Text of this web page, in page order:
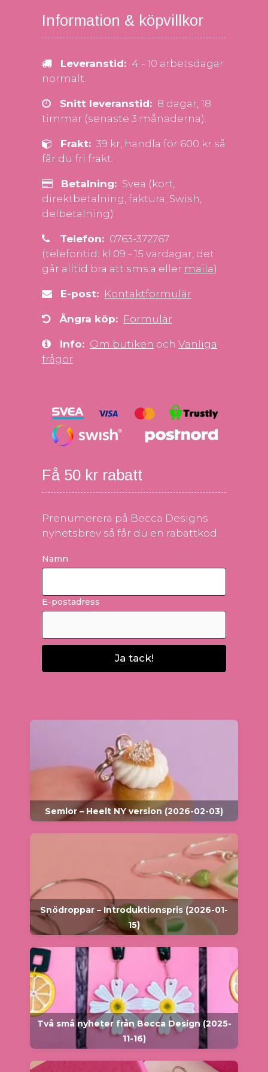
olika
väljas
Information & köpvillkor
Leveranstid: 4 - 10 arbetsdagar
normalt.
Snitt leveranstid: 8 dagar, 18
timmar (senaste 3 månaderna).
Frakt: 39 kr, handla för 600 kr så
får du fri frakt.
Betalning: Svea (kort,
direktbetalning, faktura, Swish,
delbetalning)
Telefon: 0763-372767
(telefontid: kl 09 - 15 vardagar, det
går alltid bra att sms:a eller maila)
E-post: Kontaktformulär
Ångra köp: Formulär
Info: Om butiken och Vanliga
frågor
Få 50 kr rabatt
Prenumerera på Becca Designs
nyhetsbrev så får du en rabattkod.
Namn
E-postadress
Ja tack!
Semlor – Heelt NY version (2026-02-03)
Snödroppar – Introduktionspris (2026-01-
15)
Två små nyheter från Becca Design (2025-
11-16)